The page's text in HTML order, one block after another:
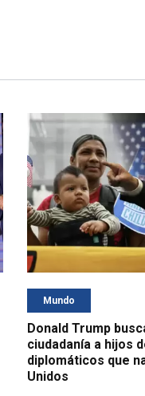
Mundo
Donald Trump
ciudadanía a hijos
diplomáticos que
Unidos